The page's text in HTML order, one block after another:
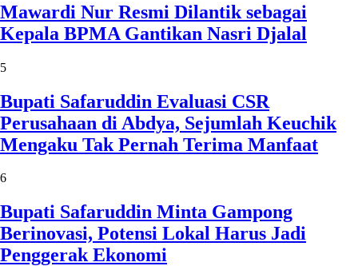
Mawardi Nur Resmi Dilantik sebagai
Kepala BPMA Gantikan Nasri Djalal
5
Bupati Safaruddin Evaluasi CSR
Perusahaan di Abdya, Sejumlah Keuchik
Mengaku Tak Pernah Terima Manfaat
6
Bupati Safaruddin Minta Gampong
Berinovasi, Potensi Lokal Harus Jadi
Penggerak Ekonomi